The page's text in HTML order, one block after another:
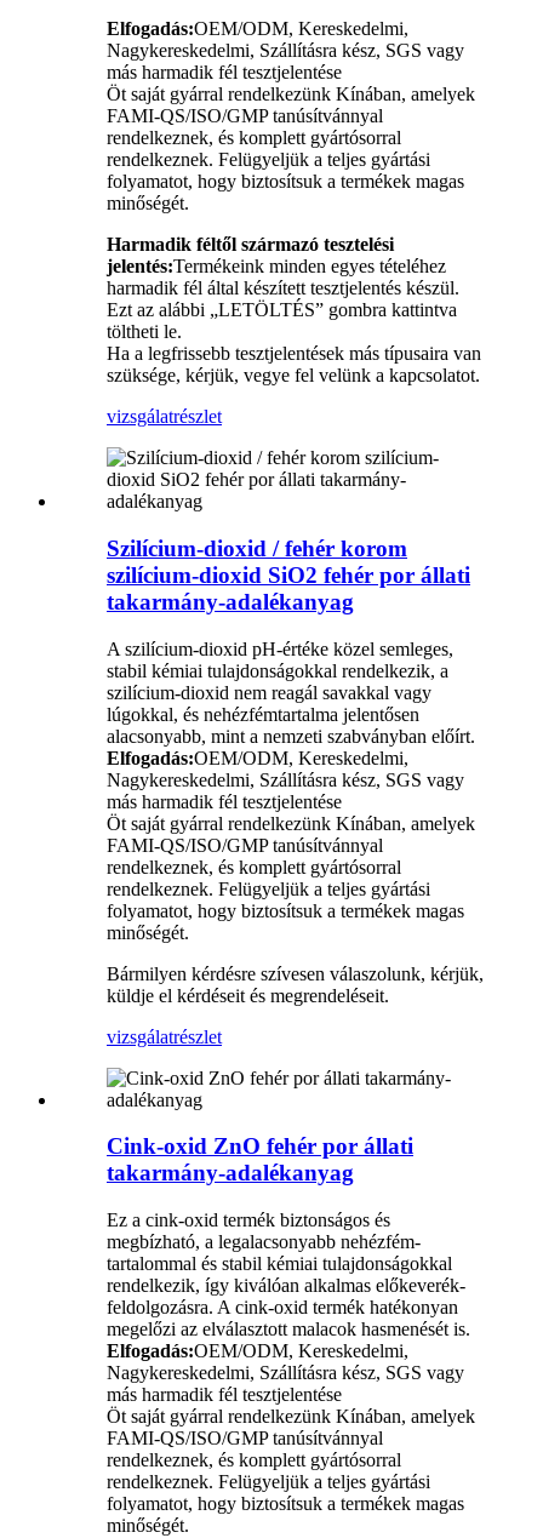
Elfogadás:OEM/ODM, Kereskedelmi,
Nagykereskedelmi, Szállításra kész, SGS vagy
más harmadik fél tesztjelentése
Öt saját gyárral rendelkezünk Kínában, amelyek
FAMI-QS/ISO/GMP tanúsítvánnyal
rendelkeznek, és komplett gyártósorral
rendelkeznek. Felügyeljük a teljes gyártási
folyamatot, hogy biztosítsuk a termékek magas
minőségét.
Harmadik féltől származó tesztelési
jelentés:Termékeink minden egyes tételéhez
harmadik fél által készített tesztjelentés készül.
Ezt az alábbi „LETÖLTÉS” gombra kattintva
töltheti le.
Ha a legfrissebb tesztjelentések más típusaira van
szüksége, kérjük, vegye fel velünk a kapcsolatot.
vizsgálatrészlet
Szilícium-dioxid / fehér korom
szilícium-dioxid SiO2 fehér por állati
takarmány-adalékanyag
A szilícium-dioxid pH-értéke közel semleges,
stabil kémiai tulajdonságokkal rendelkezik, a
szilícium-dioxid nem reagál savakkal vagy
lúgokkal, és nehézfémtartalma jelentősen
alacsonyabb, mint a nemzeti szabványban előírt.
Elfogadás:OEM/ODM, Kereskedelmi,
Nagykereskedelmi, Szállításra kész, SGS vagy
más harmadik fél tesztjelentése
Öt saját gyárral rendelkezünk Kínában, amelyek
FAMI-QS/ISO/GMP tanúsítvánnyal
rendelkeznek, és komplett gyártósorral
rendelkeznek. Felügyeljük a teljes gyártási
folyamatot, hogy biztosítsuk a termékek magas
minőségét.
Bármilyen kérdésre szívesen válaszolunk, kérjük,
küldje el kérdéseit és megrendeléseit.
vizsgálatrészlet
Cink-oxid ZnO fehér por állati
takarmány-adalékanyag
Ez a cink-oxid termék biztonságos és
megbízható, a legalacsonyabb nehézfém-
tartalommal és stabil kémiai tulajdonságokkal
rendelkezik, így kiválóan alkalmas előkeverék-
feldolgozásra. A cink-oxid termék hatékonyan
megelőzi az elválasztott malacok hasmenését is.
Elfogadás:OEM/ODM, Kereskedelmi,
Nagykereskedelmi, Szállításra kész, SGS vagy
más harmadik fél tesztjelentése
Öt saját gyárral rendelkezünk Kínában, amelyek
FAMI-QS/ISO/GMP tanúsítvánnyal
rendelkeznek, és komplett gyártósorral
rendelkeznek. Felügyeljük a teljes gyártási
folyamatot, hogy biztosítsuk a termékek magas
minőségét.